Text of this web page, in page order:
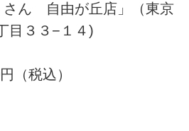
さん 自由が丘店」（東京
目３３−１４)
（税込）